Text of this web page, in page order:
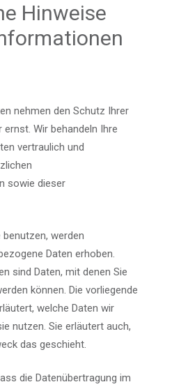
Hinweise
nehmen den Schutz Ihrer
Wir behandeln Ihre
vertraulich und
sowie dieser
werden
Daten erhoben.
sind Daten, mit denen Sie
können. Die vorliegende
welche Daten wir
nutzen. Sie erläutert auch,
das geschieht.
die Datenübertragung im